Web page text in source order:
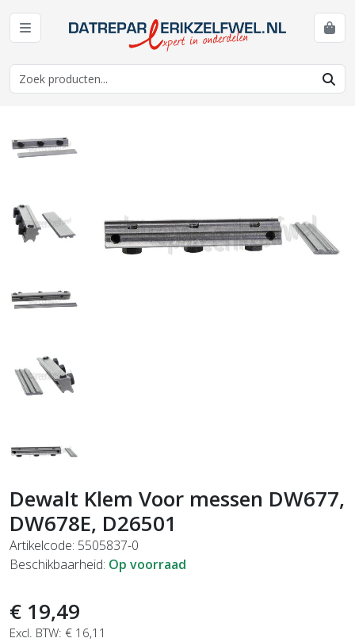
Dewalt Klem Voor messen DW677,
DW678E, D26501
Artikelcode: 5505837-0
Beschikbaarheid: Op voorraad
€ 19,49
Excl. BTW: € 16,11